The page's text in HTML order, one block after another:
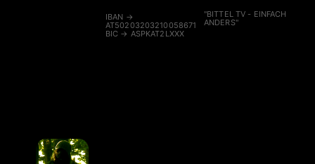
IBAN →
AT502032032100586713
BIC → ASPKAT2LXXX
"BITTEL TV - EINFACH
ANDERS"